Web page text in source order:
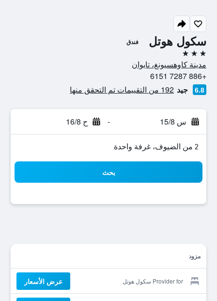
سكول هوتل فندق
3 نجوم
مدينة كاوهسيونغ، تايوان
+886 7287 6151
6.8 جيد 192 من التقييمات تم التحقق منها
س 15/8 - ح 16/8
2 من الضيوف، غرفة واحدة
بحث
مزود
Provider for سكول هوتل عرض الأسعار